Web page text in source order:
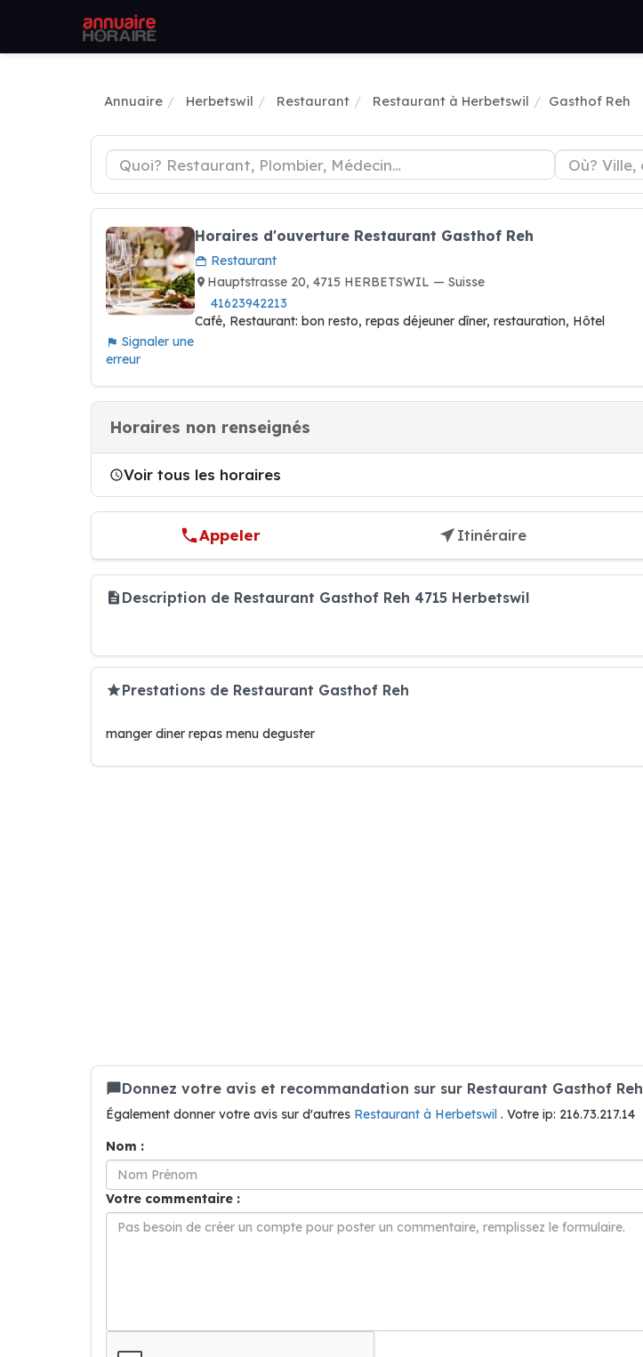
Annuaire Herbetswil Restaurant Restaurant à Herbetswil Gasthof Reh
Signaler une
erreur
Horaires d'ouverture Restaurant Gasthof Reh
Restaurant
Hauptstrasse 20, 4715 HERBETSWIL — Suisse
41623942213
Café, Restaurant: bon resto, repas déjeuner dîner, restauration, Hôtel
Horaires non renseignés
Voir tous les horaires
Appeler Itinéraire
Description de Restaurant Gasthof Reh 4715 Herbetswil
Prestations de Restaurant Gasthof Reh
manger diner repas menu deguster
Donnez votre avis et recommandation sur sur Restaurant Gasthof Reh
Également donner votre avis sur d'autres Restaurant à Herbetswil . Votre ip: 216.73.217.14
Nom :
Votre commentaire :